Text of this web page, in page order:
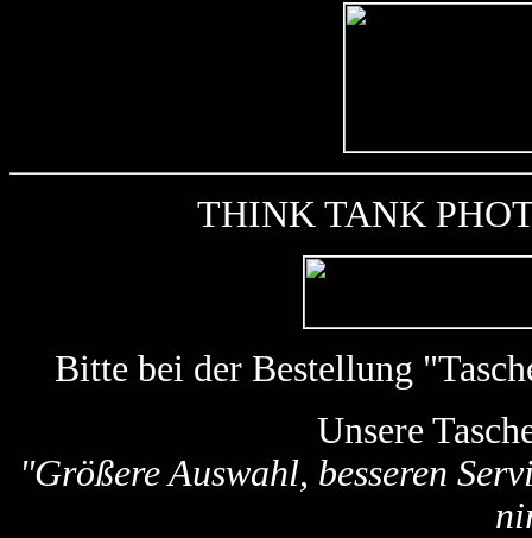
THINK TANK
Bitte bei der Bestellung
Unsere
"Größere Auswahl, besseren